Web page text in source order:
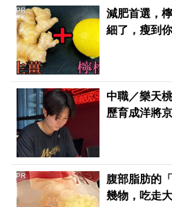
減肥首選，
細了，瘦到
PR
中職／樂天
歷育成洋將
腹部脂肪的
幾物，吃走
PR